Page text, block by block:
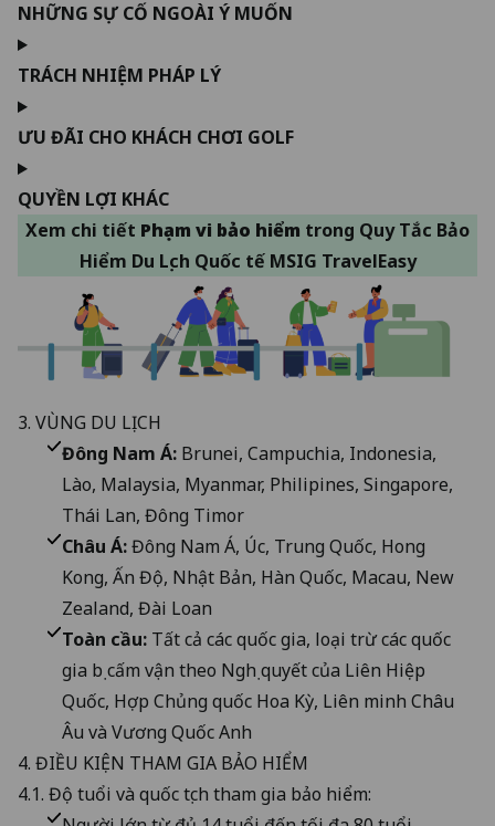
NHỮNG SỰ CỐ NGOÀI Ý MUỐN
TRÁCH NHIỆM PHÁP LÝ
ƯU ĐÃI CHO KHÁCH CHƠI GOLF
QUYỀN LỢI KHÁC
Xem chi tiết Phạm vi bảo hiểm trong Quy Tắc Bảo
Hiểm Du Lịch Quốc tế MSIG TravelEasy
3. VÙNG DU LỊCH
Đông Nam Á:Brunei, Campuchia, Indonesia,
Lào, Malaysia, Myanmar, Philipines, Singapore,
Thái Lan, Đông Timor
Châu Á:Đông Nam Á, Úc, Trung Quốc, Hong
Kong, Ấn Độ, Nhật Bản, Hàn Quốc, Macau, New
Zealand, Đài Loan
Toàn cầu: Tất cả các quốc gia, loại trừ các quốc
gia bị cấm vận theo Nghị quyết của Liên Hiệp
Quốc, Hợp Chủng quốc Hoa Kỳ, Liên minh Châu
Âu và Vương Quốc Anh
4. ĐIỀU KIỆN THAM GIA BẢO HIỂM
4.1. Độ tuổi và quốc tịch tham gia bảo hiểm: